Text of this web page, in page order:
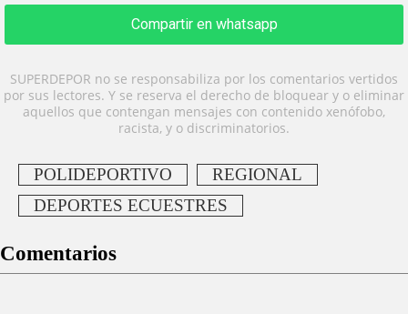
Compartir en whatsapp
SUPERDEPOR no se responsabiliza por los comentarios vertidos
por sus lectores. Y se reserva el derecho de bloquear y o eliminar
aquellos que contengan mensajes con contenido xenófobo,
racista, y o discriminatorios.
POLIDEPORTIVO
REGIONAL
DEPORTES ECUESTRES
Comentarios